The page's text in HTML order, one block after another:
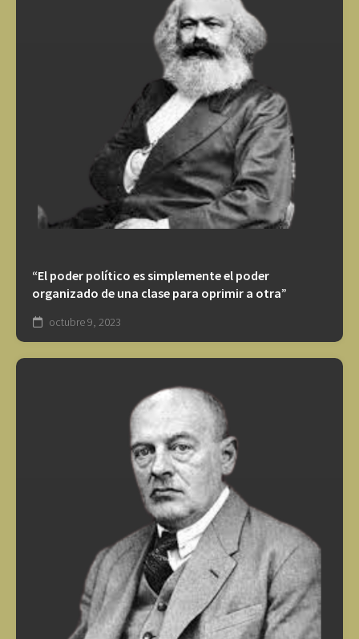
“El poder político es simplemente el poder
organizado de una clase para oprimir a otra”
octubre 9, 2023